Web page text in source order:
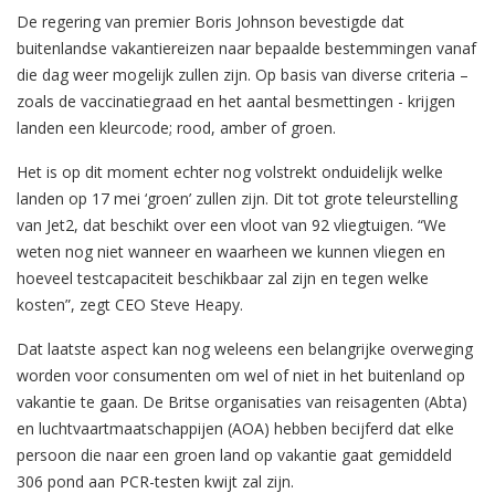
De regering van premier Boris Johnson bevestigde dat
buitenlandse vakantiereizen naar bepaalde bestemmingen vanaf
die dag weer mogelijk zullen zijn. Op basis van diverse criteria –
zoals de vaccinatiegraad en het aantal besmettingen - krijgen
landen een kleurcode; rood, amber of groen.
Het is op dit moment echter nog volstrekt onduidelijk welke
landen op 17 mei ‘groen’ zullen zijn. Dit tot grote teleurstelling
van Jet2, dat beschikt over een vloot van 92 vliegtuigen. “We
weten nog niet wanneer en waarheen we kunnen vliegen en
hoeveel testcapaciteit beschikbaar zal zijn en tegen welke
kosten”, zegt CEO Steve Heapy.
Dat laatste aspect kan nog weleens een belangrijke overweging
worden voor consumenten om wel of niet in het buitenland op
vakantie te gaan. De Britse organisaties van reisagenten (Abta)
en luchtvaartmaatschappijen (AOA) hebben becijferd dat elke
persoon die naar een groen land op vakantie gaat gemiddeld
306 pond aan PCR-testen kwijt zal zijn.